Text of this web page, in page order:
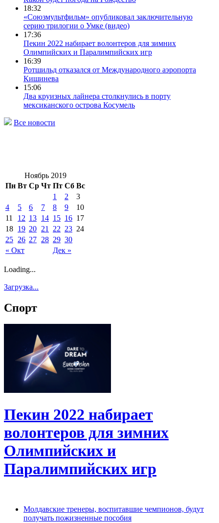
18:32
«Союзмультфильм» опубликовал заключительную
серию трилогии о Умке (видео)
17:36
Пекин 2022 набирает волонтеров для зимних
Олимпийских и Паралимпийских игр
16:39
Ротшильд отказался от Международного аэропорта
Кишинева
15:06
Два круизных лайнера столкнулись в порту
мексиканского острова Косумель
Все новости
Ноябрь 2019
Пн Вт Ср Чт Пт Сб Вс
« Окт Дек »
1 2
3
4
5 6 7 8 9
10
11
12 13 14 15 16 17
18 19 20 21 22 23 24
25 26 27 28 29 30
Loading...
Загрузка...
Спорт
Пекин 2022 набирает
волонтеров для зимних
Олимпийских и
Паралимпийских игр
Молдавские тренеры, воспитавшие чемпионов, будут
получать пожизненные пособия